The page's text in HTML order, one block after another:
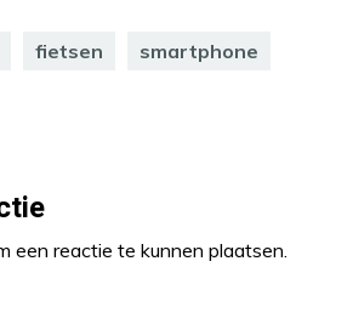
fietsen smartphone
een reactie te kunnen plaatsen.